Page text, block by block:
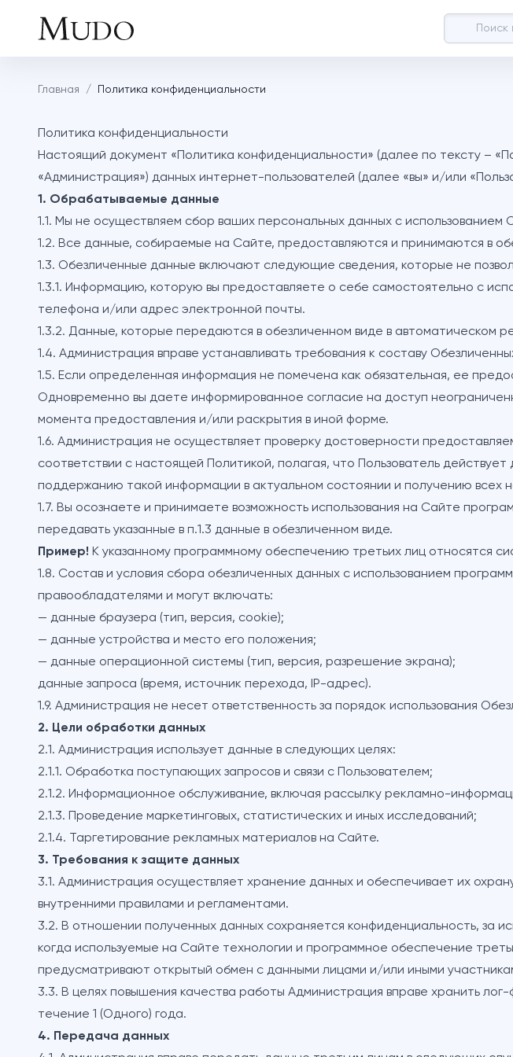
Главная / Политика конфиденциальности
Политика конфиденциальности
Настоящий документ «Политика конфиденциальности» (далее по тексту –
«Администрация») данных интернет-пользователей (далее «вы» и/или
1. Обрабатываемые данные
1.1. Мы не осуществляем сбор ваших персональных данных с использованием
1.2. Все данные, собираемые на Сайте, предоставляются и принимаются в
1.3. Обезличенные данные включают следующие сведения, которые не
1.3.1. Информацию, которую вы предоставляете о себе самостоятельно с
телефона и/или адрес электронной почты.
1.3.2. Данные, которые передаются в обезличенном виде в автоматическом
1.4. Администрация вправе устанавливать требования к составу
1.5. Если определенная информация не помечена как обязательная, ее
Одновременно вы даете информированное согласие на доступ
момента предоставления и/или раскрытия в иной форме.
1.6. Администрация не осуществляет проверку достоверности
соответствии с настоящей Политикой, полагая, что Пользователь
поддержанию такой информации в актуальном состоянии и получению всех
1.7. Вы осознаете и принимаете возможность использования на Сайте
передавать указанные в п.1.3 данные в обезличенном виде.
Пример! К указанному программному обеспечению третьих лиц относятся
1.8. Состав и условия сбора обезличенных данных с использованием
правообладателями и могут включать:
— данные браузера (тип, версия, cookie);
— данные устройства и место его положения;
— данные операционной системы (тип, версия, разрешение экрана);
данные запроса (время, источник перехода, IP-адрес).
1.9. Администрация не несет ответственность за порядок использования
2. Цели обработки данных
2.1. Администрация использует данные в следующих целях:
2.1.1. Обработка поступающих запросов и связи с Пользователем;
2.1.2. Информационное обслуживание, включая рассылку рекламно-
2.1.3. Проведение маркетинговых, статистических и иных исследований;
2.1.4. Таргетирование рекламных материалов на Сайте.
3. Требования к защите данных
3.1. Администрация осуществляет хранение данных и обеспечивает их
внутренними правилами и регламентами.
3.2. В отношении полученных данных сохраняется конфиденциальность, за
когда используемые на Сайте технологии и программное обеспечение
предусматривают открытый обмен с данными лицами и/или иными
3.3. В целях повышения качества работы Администрация вправе хранить
течение 1 (Одного) года.
4. Передача данных